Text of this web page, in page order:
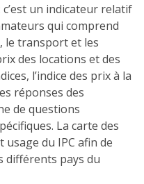
c’est un indicateur relatif
qui comprend
le transport et les
des locations et des
l’indice des prix à la
réponses des
de questions
La carte des
du IPC afin de
différents pays du